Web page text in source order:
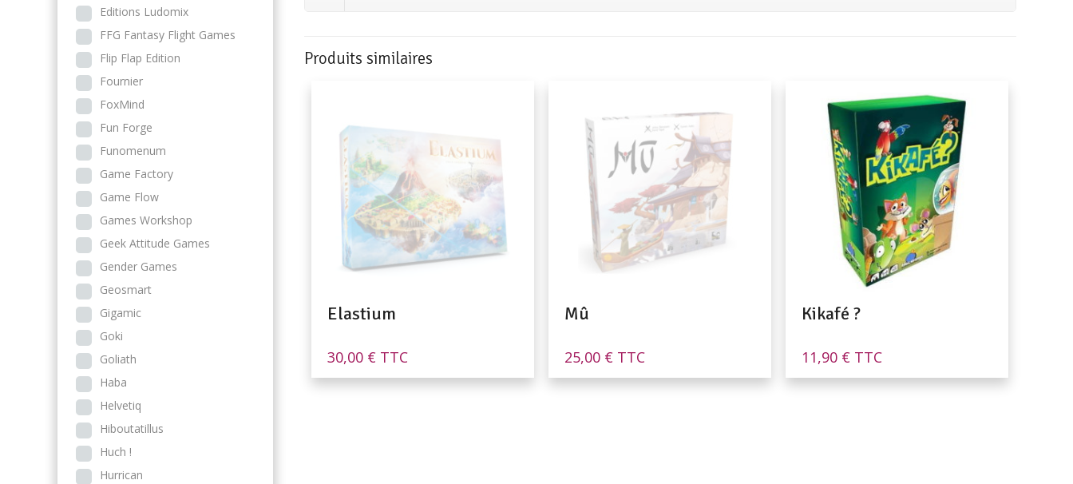
Produits similaires
Elastium
30,00 € TTC
Mû
25,00 € TTC
Kikafé ?
11,90 € TTC
Editions Ludomix
FFG Fantasy Flight Games
Flip Flap Edition
Fournier
FoxMind
Fun Forge
Funomenum
Game Factory
Game Flow
Games Workshop
Geek Attitude Games
Gender Games
Geosmart
Gigamic
Goki
Goliath
Haba
Helvetiq
Hiboutatillus
Huch !
Hurrican